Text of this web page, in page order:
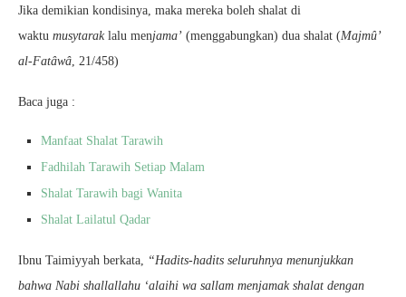
Jika demikian kondisinya, maka mereka boleh shalat di
waktu musytaraklalu menjama’ (menggabungkan) dua shalat (Majmû’
al-Fatâwâ, 21/458)
Baca juga :
Manfaat Shalat Tarawih
Fadhilah Tarawih Setiap Malam
Shalat Tarawih bagi Wanita
Shalat Lailatul Qadar
Ibnu Taimiyyah berkata, “Hadits-hadits seluruhnya menunjukkan
bahwa Nabi shallallahu ‘alaihi wa sallam menjamak shalat dengan